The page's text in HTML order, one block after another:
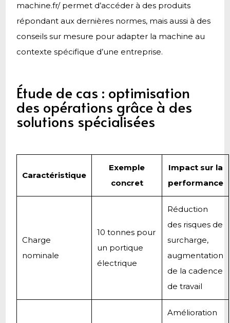
machine.fr/ permet d’accéder à des produits
répondant aux dernières normes, mais aussi à des
conseils sur mesure pour adapter la machine au
contexte spécifique d’une entreprise.
Étude de cas : optimisation
des opérations grâce à des
solutions spécialisées
Caractéristique
Exemple
concret
Impact sur la
performance
Charge
nominale
10 tonnes pour
un portique
électrique
Réduction
des risques de
surcharge,
augmentation
de la cadence
de travail
Amélioration